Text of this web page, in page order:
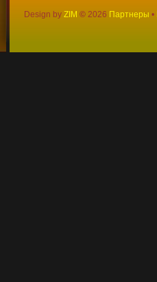
Design by ZIM © 2026 Партнеры •